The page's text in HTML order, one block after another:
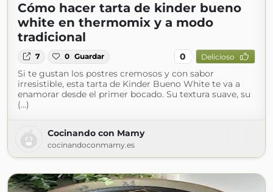
Cómo hacer tarta de kinder bueno
white en thermomix y a modo
tradicional
7 0 Guardar 0 Delicioso
Si te gustan los postres cremosos y con sabor
irresistible, esta tarta de Kinder Bueno White te va a
enamorar desde el primer bocado. Su textura suave, su
(...)
Cocinando con Mamy
cocinandoconmamy.es